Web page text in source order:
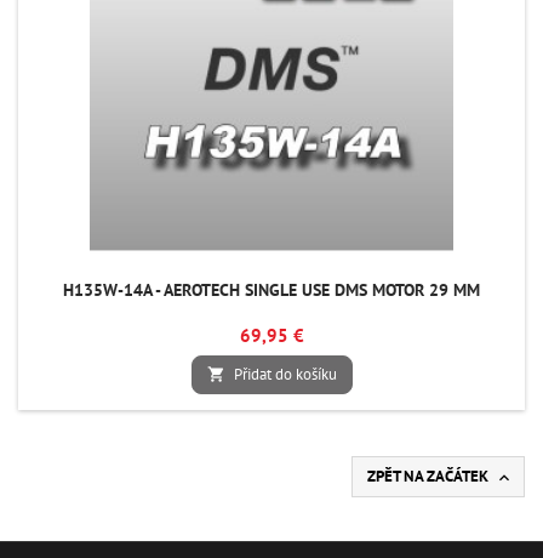
H135W-14A - AEROTECH SINGLE USE DMS MOTOR 29 MM
69,95 €
 Přidat do košíku
ZPĚT NA ZAČÁTEK 